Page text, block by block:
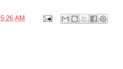
5:26 AM